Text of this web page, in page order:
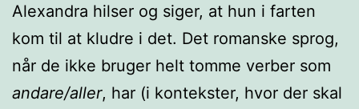
Alexandra hilser og siger, at hun i farten
kom til at kludre i det. Det romanske sprog,
når de ikke bruger helt tomme verber som
andare/aller, har (i kontekster, hvor der skal